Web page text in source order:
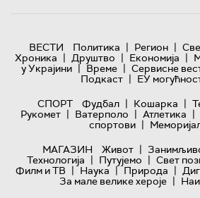
ВЕСТИ Политика | Регион |
Хроника | Друштво | Економија |
у Украјини | Време | Сервисне
Подкаст | ЕУ
СПОРТ
Фудбал | Кошарка |
Рукомет | Ватерполо | Атлетика |
спортови |
МАГАЗИН
Живот |
Технологијa | Путујемо | Свет
Филм и ТВ | Наука | Природа |
За мале велике хероје |